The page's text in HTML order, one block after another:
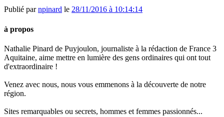
Publié parnpinard le 28/11/2016 à 10:14:14
à propos
Nathalie Pinard de Puyjoulon, journaliste à la rédaction de France 3
Aquitaine, aime mettre en lumière des gens ordinaires qui ont tout
d'extraordinaire !
Venez avec nous, nous vous emmenons à la découverte de notre
région.
Sites remarquables ou secrets, hommes et femmes passionnés...